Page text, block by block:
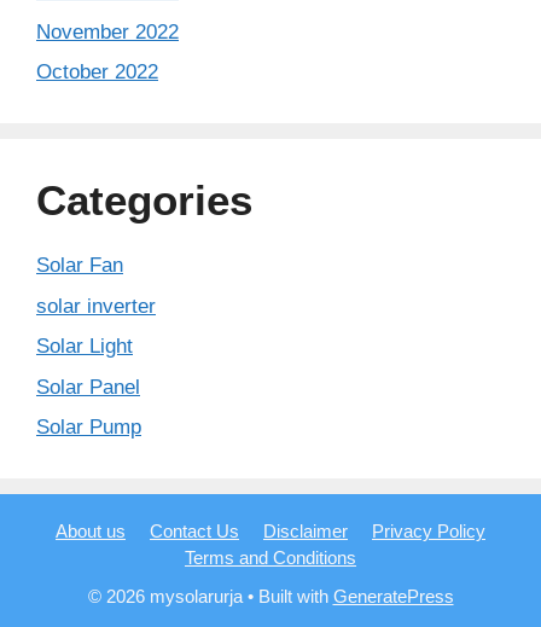
November 2022
October 2022
Categories
Solar Fan
solar inverter
Solar Light
Solar Panel
Solar Pump
About us Contact Us Disclaimer
Privacy Policy
Terms and Conditions
© 2026 mysolarurja• Built with GeneratePress